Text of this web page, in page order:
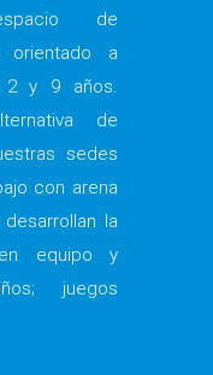
de
orientado a
2 y 9 años.
de
sedes
con arena
la
equipo y
juegos